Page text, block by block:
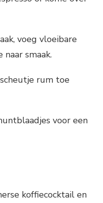
voeg vloeibare
smaak.
rum toe
voor een
koffiecocktail en